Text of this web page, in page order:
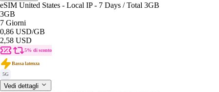
eSIM United States - Local IP - 7 Days / Total 3GB
3GB
7 Giorni
0,86 USD/GB
2,58 USD
5% di sconto
Bassa latenza
5G
Vedi dettagli